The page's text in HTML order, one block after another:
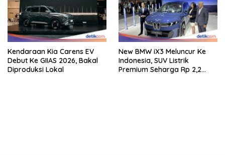
Kendaraan Kia Carens EV
Debut Ke GIIAS 2026, Bakal
Diproduksi Lokal
New BMW iX3 Meluncur Ke
Indonesia, SUV Listrik
Premium Seharga Rp 2,2